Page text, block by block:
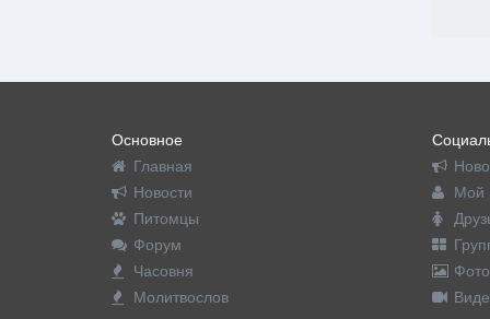
Основное
Главная
Новости
Питомцы
Форум
Часовня
Молитвослов
Мой
Фото